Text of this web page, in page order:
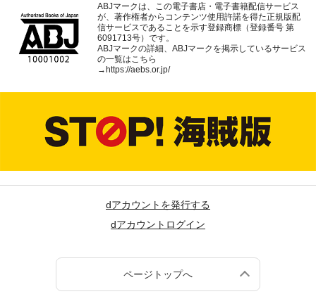
ABJマークは、この電子書店・電子書籍配信サービス
が、著作権者からコンテンツ使用許諾を得た正規版配
信サービスであることを示す登録商標（登録番号 第
6091713号）です。
ABJマークの詳細、ABJマークを掲示しているサービス
の一覧はこちら
→https://aebs.or.jp/
dアカウントを発行する
dアカウントログイン
ページトップへ